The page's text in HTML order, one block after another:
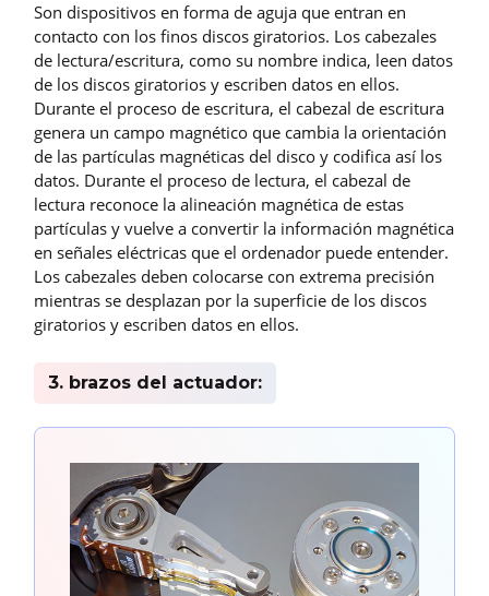
Son dispositivos en forma de aguja que entran en
contacto con los finos discos giratorios. Los cabezales
de lectura/escritura, como su nombre indica, leen datos
de los discos giratorios y escriben datos en ellos.
Durante el proceso de escritura, el cabezal de escritura
genera un campo magnético que cambia la orientación
de las partículas magnéticas del disco y codifica así los
datos. Durante el proceso de lectura, el cabezal de
lectura reconoce la alineación magnética de estas
partículas y vuelve a convertir la información magnética
en señales eléctricas que el ordenador puede entender.
Los cabezales deben colocarse con extrema precisión
mientras se desplazan por la superficie de los discos
giratorios y escriben datos en ellos.
3. brazos del actuador: